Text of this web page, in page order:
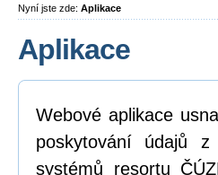
Nyní jste zde: Aplikace
Aplikace
Webové aplikace
poskytování údajů
systémů resortu